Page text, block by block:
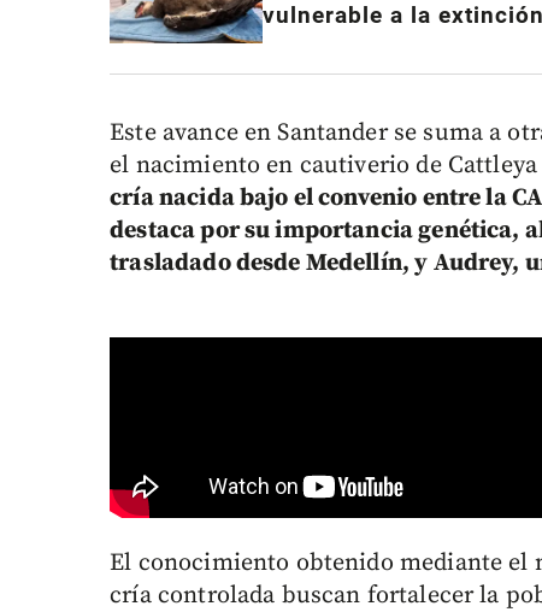
vulnerable a la
Este avance en Santander se suma a
el nacimiento en cautiverio de
cría nacida bajo el convenio entre la
destaca por su importancia genética,
trasladado desde Medellín, y Audrey,
El conocimiento obtenido mediante el
cría controlada buscan fortalecer la